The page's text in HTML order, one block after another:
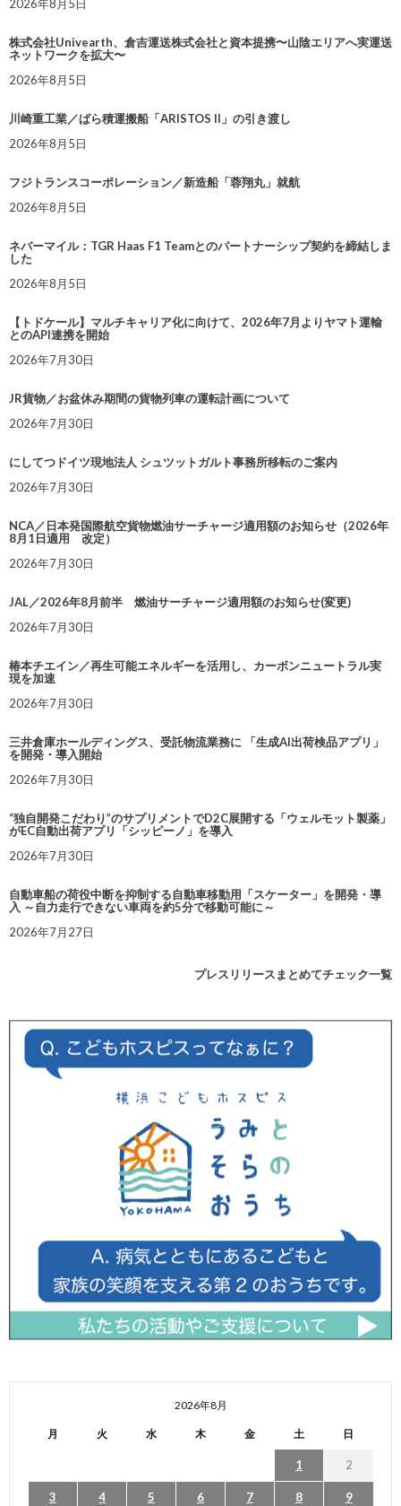
2026年8月5日
株式会社Univearth、倉吉運送株式会社と資本提携〜山陰エリアへ実運送
ネットワークを拡大〜
2026年8月5日
川崎重工業／ばら積運搬船「ARISTOS II」の引き渡し
2026年8月5日
フジトランスコーポレーション／新造船「蓉翔丸」就航
2026年8月5日
ネバーマイル：TGR Haas F1 Teamとのパートナーシップ契約を締結しま
した
2026年8月5日
【トドケール】マルチキャリア化に向けて、2026年7月よりヤマト運輸
とのAPI連携を開始
2026年7月30日
JR貨物／お盆休み期間の貨物列車の運転計画について
2026年7月30日
にしてつドイツ現地法人 シュツットガルト事務所移転のご案内
2026年7月30日
NCA／日本発国際航空貨物燃油サーチャージ適用額のお知らせ（2026年
8月1日適用 改定）
2026年7月30日
JAL／2026年8月前半 燃油サーチャージ適用額のお知らせ(変更)
2026年7月30日
椿本チエイン／再生可能エネルギーを活用し、カーボンニュートラル実
現を加速
2026年7月30日
三井倉庫ホールディングス、受託物流業務に 「生成AI出荷検品アプリ」
を開発・導入開始
2026年7月30日
“独自開発こだわり”のサプリメントでD2C展開する「ウェルモット製薬」
がEC自動出荷アプリ「シッピーノ」を導入
2026年7月30日
自動車船の荷役中断を抑制する自動車移動用「スケーター」を開発・導
入 ～自力走行できない車両を約5分で移動可能に～
2026年7月27日
プレスリリースまとめてチェック一覧
2026年8月
月 火 水 木 金 土 日
1 2
3 4 5 6 7 8 9